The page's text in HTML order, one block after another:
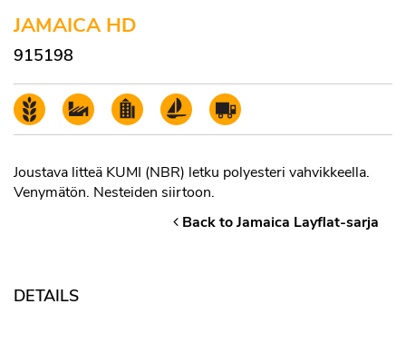
JAMAICA HD
915198
Joustava litteä KUMI (NBR) letku polyesteri vahvikkeella.
Venymätön. Nesteiden siirtoon.
Back to Jamaica Layflat-sarja
DETAILS